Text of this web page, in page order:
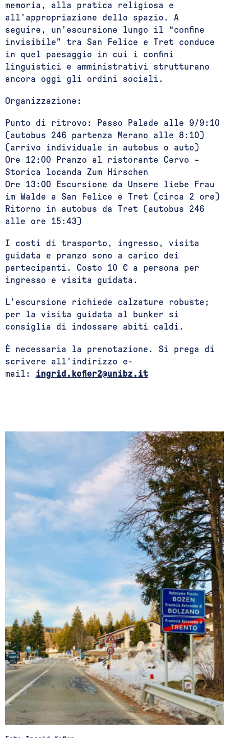
memoria, alla pratica religiosa e
all'appropriazione dello spazio. A
seguire, un'escursione lungo il “confine
invisibile” tra San Felice e Tret conduce
in quel paesaggio in cui i confini
linguistici e amministrativi strutturano
ancora oggi gli ordini sociali.
Organizzazione:
Punto di ritrovo: Passo Palade alle 9/9:10
(autobus 246 partenza Merano alle 8:10)
(arrivo individuale in autobus o auto)
Ore 12:00 Pranzo al ristorante Cervo –
Storica locanda Zum Hirschen
Ore 13:00 Escursione da Unsere liebe Frau
im Walde a San Felice e Tret (circa 2 ore)
Ritorno in autobus da Tret (autobus 246
alle ore 15:43)
I costi di trasporto, ingresso, visita
guidata e pranzo sono a carico dei
partecipanti. Costo 10 € a persona per
ingresso e visita guidata.
L'escursione richiede calzature robuste;
per la visita guidata al bunker si
consiglia di indossare abiti caldi.
È necessaria la prenotazione. Si prega di
scrivere all'indirizzo e-
mail: ingrid.kofler2@unibz.it